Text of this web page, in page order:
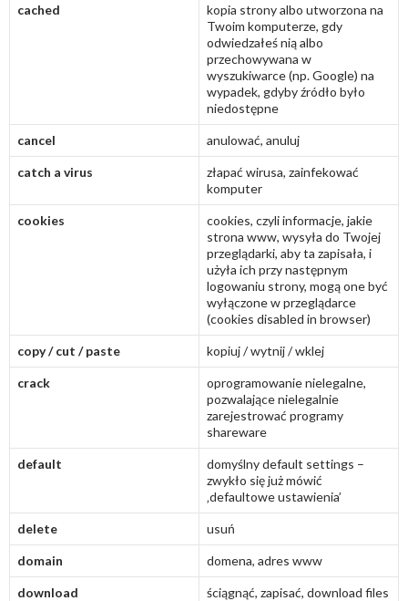
cached
kopia strony albo utworzona na
Twoim komputerze, gdy
odwiedzałeś nią albo
przechowywana w
wyszukiwarce (np. Google) na
wypadek, gdyby źródło było
niedostępne
cancel anulować, anuluj
catch a virus
złapać wirusa, zainfekować
komputer
cookies
cookies, czyli informacje, jakie
strona www, wysyła do Twojej
przeglądarki, aby ta zapisała, i
użyła ich przy następnym
logowaniu strony, mogą one być
wyłączone w przeglądarce
(cookies disabled in browser)
copy / cut / paste kopiuj / wytnij / wklej
crack
oprogramowanie nielegalne,
pozwalające nielegalnie
zarejestrować programy
shareware
default
domyślny default settings –
zwykło się już mówić
‚defaultowe ustawienia’
delete usuń
domain domena, adres www
download ściągnąć, zapisać, download files